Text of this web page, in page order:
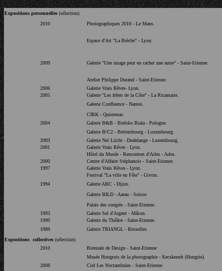
Expositions personnelles (sélection)
2010
Photographiques 2010 - Le Mans.
Espace d'Art "La Brèche" - Lyon.
2009 Galerie "Une image peut en cacher une autre" - Saint-Etienne.
Atelier Philippe Durand - Saint-Etienne.
2006
Galerie Vrais Rêves- Lyon.
2005
Galerie "Les frères de la Côte" - La Ricamarie.
Galerie Confluence - Nantes.
CIRK - Quintenas.
2004
Galerie B&B - Bielsko Biala - Pologne.
Galerie B/C2 - Bettembourg - Luxembourg.
2003
Galerie Nei Liicht - Dudelange - Luxembourg.
2001
Galerie Vrais Rêves - Lyon.
Hôtel du Musée - Rencontres d'Arles - Arles.
2000
Centre d'Affaire Stéphanois - Saint-Etienne.
1997
Galerie Vrais Rêves - Lyon.
Festival "La ville en Fête" - Givors.
1994
Galerie ABC - Dijon.
Galerie BILD - Aarau - Suisse.
Palais des congrès - Saint-Etienne.
1993
Galerie Sel d'Argent - Mâcon.
1990
Galerie du Théâtre - Saint-Etienne.
1989
Galerie TRIANGL - Bruxelles.
Expositions collectives (sélection)
2010
Biennale de Design - Saint-Etienne
Musée Hongrois de la photographie - Kecskemét (Hongrie).
2008
Ciel Les Noctambules - Saint-Etienne.